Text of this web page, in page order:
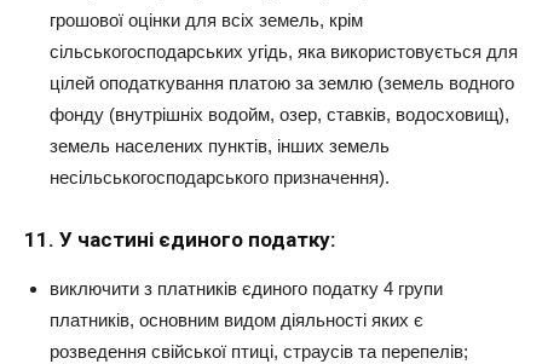
грошової оцінки для всіх земель, крім
сільськогосподарських угідь, яка використовується для
цілей оподаткування платою за землю (земель водного
фонду (внутрішніх водойм, озер, ставків, водосховищ),
земель населених пунктів, інших земель
несільськогосподарського призначення).
11. У частині єдиного податку:
виключити з платників єдиного податку 4 групи
платників, основним видом діяльності яких є
розведення свійської птиці, страусів та перепелів;